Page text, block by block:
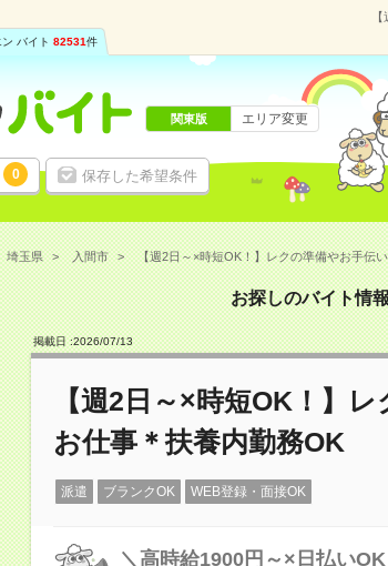
ン バイト 82531件
0 保存した希望条件
関東版 エリア変更
埼玉県 入間市 【週2日～×時短OK！】レクの準備やお手伝
お探しのバイト情
掲載日 :2026/07/13
【週2日～×時短OK！】
お仕事＊扶養内勤務OK
派遣 ブランクOK WEB登録・面接OK
＼高時給1900円～×日払い